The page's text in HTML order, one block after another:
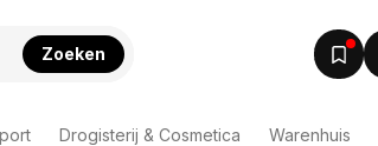
Zoeken
Drogisterij & Cosmetica Warenhuis